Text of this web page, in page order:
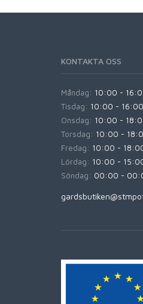
KONTAKTA OSS
Måndag: 10:00 -
Tisdag: 10:00 - 16:00
Onsdag: 10:00 -
Torsdag: 10:00 -
Fredag: 10:00 -
Lördag: 10:00 -
Söndag: 00:00 -